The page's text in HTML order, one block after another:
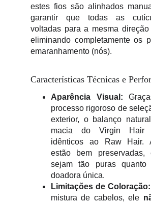
estes fios são alinhados
garantir que todas as
voltadas para a mesma
eliminando completamente os
emaranhamento (nós).
Características Técnicas e
Aparência Visual:
processo rigoroso de
exterior, o balanço
macia do Virgin Hair
idênticos ao Raw Hair.
estão bem preservadas,
sejam tão puras
doadora única.
Limitações de Coloração:
mistura de cabelos, ele